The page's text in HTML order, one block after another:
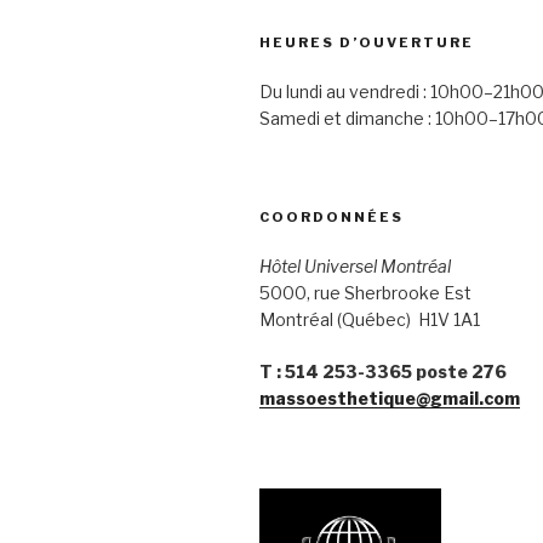
HEURES D’OUVERTURE
Du lundi au vendredi : 10h00–21h00
Samedi et dimanche :
COORDONNÉES
Hôtel Universel Montréal
5000, rue Sherbrooke Est
Montréal (Québec) H1V 1A1
T : 514 253-3365 poste 276
massoesthetique@gmail.com